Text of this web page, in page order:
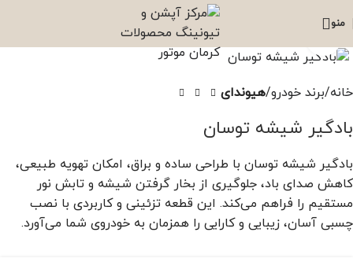
منو
برای بزرگنمایی کلیک کنید
خانه برند خودرو هیوندای
بادگیر شیشه توسان
بادگیر شیشه توسان با طراحی ساده و براق، امکان تهویه طبیعی،
کاهش صدای باد، جلوگیری از بخار گرفتن شیشه و تابش نور
مستقیم را فراهم می‌کند. این قطعه تزئینی و کاربردی با نصب
چسبی آسان، زیبایی و کارایی را همزمان به خودروی شما می‌آورد.